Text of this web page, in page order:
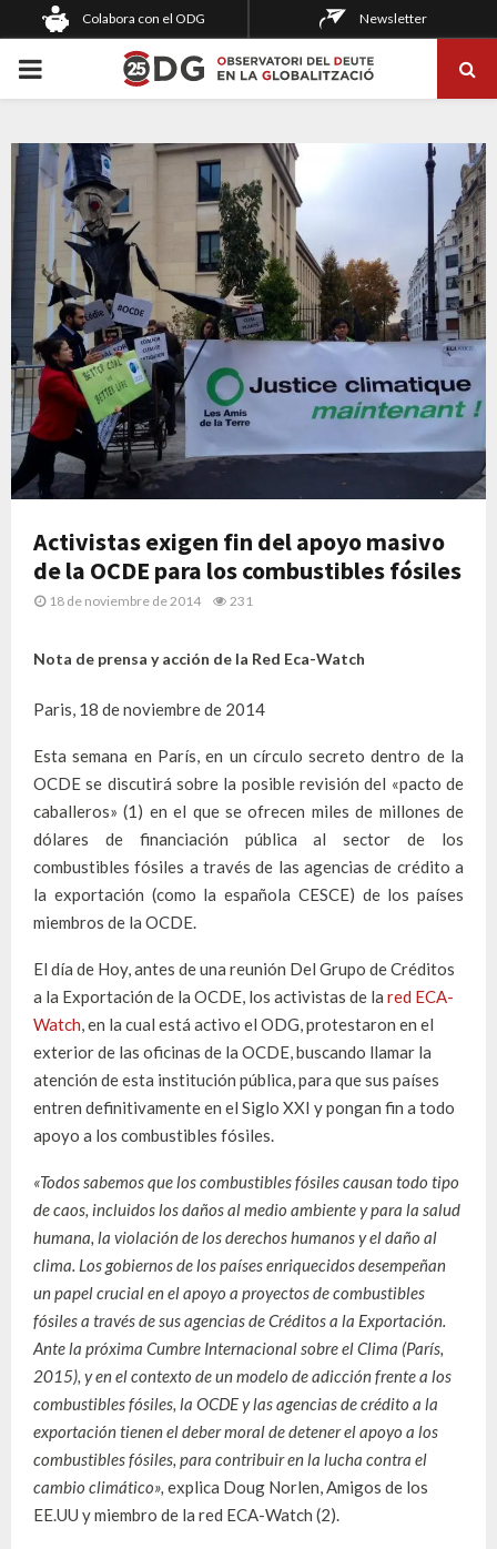
Colabora con el ODG Newsletter
PRIMARY
Activistas exigen fin del apoyo masivo
de la OCDE para los combustibles fósiles
18 de noviembre de 2014 231
Nota de prensa y acción de la Red Eca-Watch
Paris, 18 de noviembre de 2014
Esta semana en París, en un círculo secreto dentro de la
OCDE se discutirá sobre la posible revisión del «pacto de
caballeros» (1) en el que se ofrecen miles de millones de
dólares de financiación pública al sector de los
combustibles fósiles a través de las agencias de crédito a
la exportación (como la española CESCE) de los países
miembros de la OCDE.
El día de Hoy, antes de una reunión Del Grupo de Créditos
a la Exportación de la OCDE, los activistas de la red ECA-
Watch , en la cual está activo el ODG, protestaron en el
exterior de las oficinas de la OCDE, buscando llamar la
atención de esta institución pública, para que sus países
entren definitivamente en el Siglo XXI y pongan fin a todo
apoyo a los combustibles fósiles.
«Todos sabemos que los combustibles fósiles causan todo tipo
de caos, incluidos los daños al medio ambiente y para la salud
humana, la violación de los derechos humanos y el daño al
clima. Los gobiernos de los países enriquecidos desempeñan
un papel crucial en el apoyo a proyectos de combustibles
fósiles a través de sus agencias de Créditos a la Exportación.
Ante la próxima Cumbre Internacional sobre el Clima (París,
2015), y en el contexto de un modelo de adicción frente a los
combustibles fósiles, la OCDE y las agencias de crédito a la
exportación tienen el deber moral de detener el apoyo a los
combustibles fósiles, para contribuir en la lucha contra el
cambio climático», explica Doug Norlen, Amigos de los
EE.UU y miembro de la red ECA-Watch (2).